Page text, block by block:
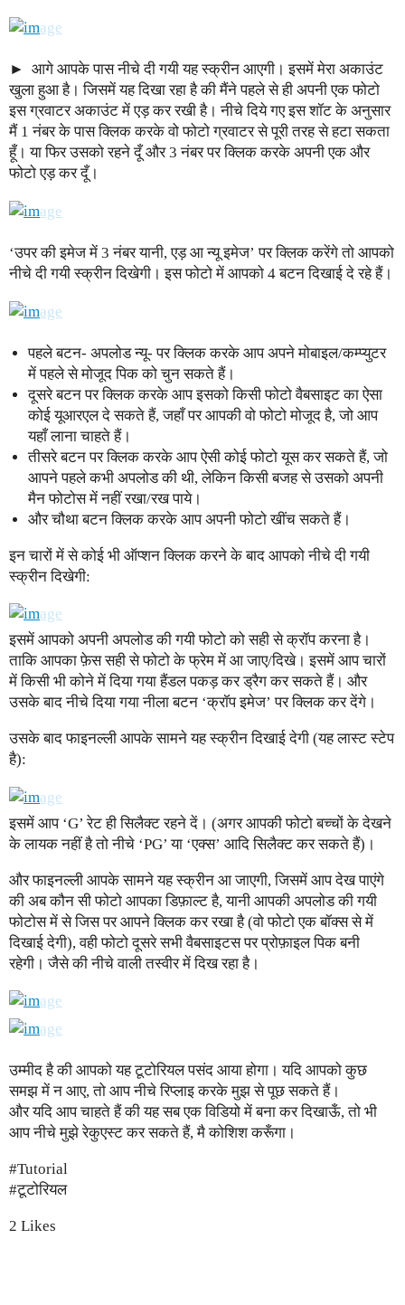
आगे आपके पास नीचे दी गयी यह स्क्रीन आएगी। इसमें मेरा अकाउंट
खुला हुआ है। जिसमें यह दिखा रहा है की मैंने पहले से ही अपनी एक फोटो
इस ग्रवाटर अकाउंट में एड़ कर रखी है। नीचे दिये गए इस शॉट के अनुसार
मैं 1 नंबर के पास क्लिक करके वो फोटो ग्रवाटर से पूरी तरह से हटा सकता
हूँ। या फिर उसको रहने दूँ और 3 नंबर पर क्लिक करके अपनी एक और
फोटो एड़ कर दूँ।
‘उपर की इमेज में 3 नंबर यानी, एड़ आ न्यू इमेज’ पर क्लिक करेंगे तो आपको
नीचे दी गयी स्क्रीन दिखेगी। इस फोटो में आपको 4 बटन दिखाई दे रहे हैं।
पहले बटन- अपलोड न्यू- पर क्लिक करके आप अपने मोबाइल/कम्प्युटर
में पहले से मोजूद पिक को चुन सकते हैं।
दूसरे बटन पर क्लिक करके आप इसको किसी फोटो वैबसाइट का ऐसा
कोई यूआरएल दे सकते हैं, जहाँ पर आपकी वो फोटो मोजूद है, जो आप
यहाँ लाना चाहते हैं।
तीसरे बटन पर क्लिक करके आप ऐसी कोई फोटो यूस कर सकते हैं, जो
आपने पहले कभी अपलोड की थी, लेकिन किसी बजह से उसको अपनी
मैन फोटोस में नहीं रखा/रख पाये।
और चौथा बटन क्लिक करके आप अपनी फोटो खींच सकते हैं।
इन चारों में से कोई भी ऑप्शन क्लिक करने के बाद आपको नीचे दी गयी
स्क्रीन दिखेगी:
इसमें आपको अपनी अपलोड की गयी फोटो को सही से क्रॉप करना है।
ताकि आपका फ़ेस सही से फोटो के फ्रेम में आ जाए/दिखे। इसमें आप चारों
में किसी भी कोने में दिया गया हैंडल पकड़ कर ड्रैग कर सकते हैं। और
उसके बाद नीचे दिया गया नीला बटन ‘क्रॉप इमेज’ पर क्लिक कर देंगे।
उसके बाद फाइनल्ली आपके सामने यह स्क्रीन दिखाई देगी (यह लास्ट स्टेप
है):
इसमें आप ‘G’ रेट ही सिलैक्ट रहने दें। (अगर आपकी फोटो बच्चों के देखने
के लायक नहीं है तो नीचे ‘PG’ या ‘एक्स’ आदि सिलैक्ट कर सकते हैं)।
और फाइनल्ली आपके सामने यह स्क्रीन आ जाएगी, जिसमें आप देख पाएंगे
की अब कौन सी फोटो आपका डिफ़ाल्ट है, यानी आपकी अपलोड की गयी
फोटोस में से जिस पर आपने क्लिक कर रखा है (वो फोटो एक बॉक्स से में
दिखाई देगी), वही फोटो दूसरे सभी वैबसाइटस पर प्रोफ़ाइल पिक बनी
रहेगी। जैसे की नीचे वाली तस्वीर में दिख रहा है।
उम्मीद है की आपको यह टूटोरियल पसंद आया होगा। यदि आपको कुछ
समझ में न आए, तो आप नीचे रिप्लाइ करके मुझ से पूछ सकते हैं।
और यदि आप चाहते हैं की यह सब एक विडियो में बना कर दिखाऊँ, तो भी
आप नीचे मुझे रेकुएस्ट कर सकते हैं, मै कोशिश करूँगा।
#Tutorial
#टूटोरियल
2 Likes